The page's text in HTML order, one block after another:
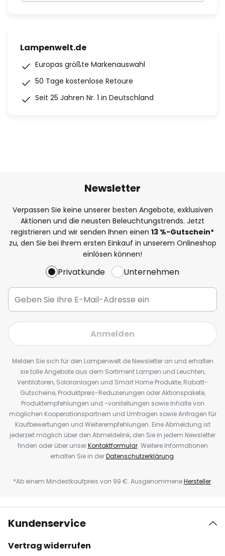
Lampenwelt.de
Europas größte Markenauswahl
50 Tage kostenlose Retoure
Seit 25 Jahren Nr. 1 in Deutschland
Newsletter
Verpassen Sie keine unserer besten Angebote, exklusiven
Aktionen und die neusten Beleuchtungstrends. Jetzt
registrieren und wir senden Ihnen einen 13 %-Gutschein*
zu, den Sie bei Ihrem ersten Einkauf in unserem Onlineshop
einlösen können!
Privatkunde Unternehmen
Anmelden
Melden Sie sich für den Lampenwelt.de Newsletter an und erhalten
sie tolle Angebote aus dem Sortiment Lampen und Leuchten,
Ventilatoren, Solaranlagen und Smart Home Produkte, Rabatt-
Gutscheine, Produktpreis-Reduzierungen oder Aktionspakete,
Produktempfehlungen und -vorstellungen sowie Inhalte von
möglichen Kooperationspartnern und Umfragen sowie Anfragen für
Kaufbewertungen und Weiterempfehlungen. Eine Abmeldung ist
jederzeit möglich über den Abmeldelink, den Sie in jedem Newsletter
finden oder über unserKontaktformular. Weitere Informationen
erhalten Sie in derDatenschutzerklärung.
*Ab einem Mindestkaufpreis von 99 €. AusgenommeneHersteller.
Kundenservice
Vertrag widerrufen